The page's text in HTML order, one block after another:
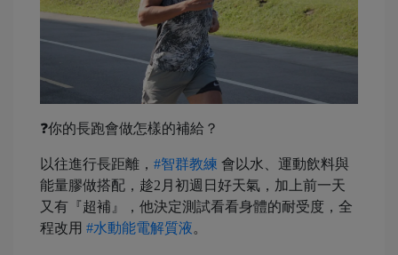
❓你的長跑會做怎樣的補給？
以往進行長距離， #智群教練 會以水、運動飲料與
能量膠做搭配，趁2月初週日好天氣，加上前一天
又有『超補』，他決定測試看看身體的耐受度，全
程改用 #水動能電解質液。